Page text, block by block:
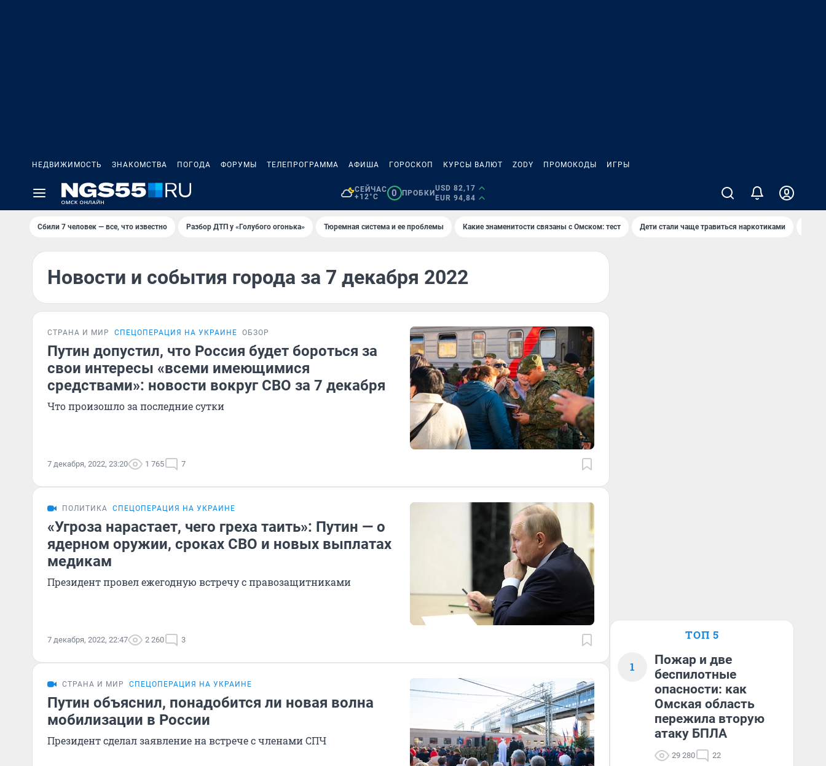
НЕДВИЖИМОСТЬ ЗНАКОМСТВА ПОГОДА ФОРУМЫ ТЕЛЕПРОГРАММА АФИША ГОРОСКОП КУРСЫ ВАЛЮТ ZODY ПРОМОКОДЫ ИГРЫ
СЕЙЧАС
+12°C
0 ПРОБКИ
USD 82,17
EUR 94,84
Сбили 7 человек — все, что известно Разбор ДТП у «Голубого огонька» Тюремная система и ее проблемы Какие знаменитости связаны с Омском: тест Дети стали чаще травиться наркотиками
Новости и события города за 7 декабря 2022
СТРАНА И МИР СПЕЦОПЕРАЦИЯ НА УКРАИНЕ ОБЗОР
Путин допустил, что Россия будет бороться за
свои интересы «всеми имеющимися
средствами»: новости вокруг СВО за 7 декабря
Что произошло за последние сутки
7 декабря, 2022, 23:20 1 765 7
ПОЛИТИКА СПЕЦОПЕРАЦИЯ НА УКРАИНЕ
«Угроза нарастает, чего греха таить»: Путин — о
ядерном оружии, сроках СВО и новых выплатах
медикам
Президент провел ежегодную встречу с правозащитниками
7 декабря, 2022, 22:47 2 260 3
СТРАНА И МИР СПЕЦОПЕРАЦИЯ НА УКРАИНЕ
Путин объяснил, понадобится ли новая волна
мобилизации в России
Президент сделал заявление на встрече с членами СПЧ
ТОП 5
1
Пожар и две
беспилотные
опасности: как
Омская область
пережила вторую
атаку БПЛА
29 280 22